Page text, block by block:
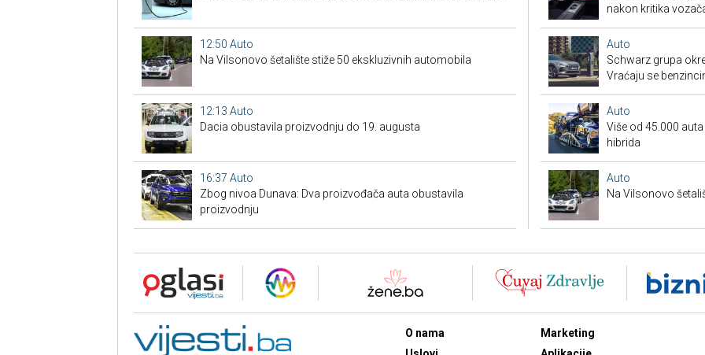
12:50 Auto
Na Vilsonovo šetalište stiže 50 ekskluzivnih automobila
12:13 Auto
Dacia obustavila proizvodnju do 19. augusta
16:37 Auto
Zbog nivoa Dunava: Dva proizvođača auta obustavila
proizvodnju
nakon kritika
Auto
Schwarz grupa
Vraćaju se
Auto
Više od 45.000
hibrida
Auto
Na Vilsonovo
O nama
Marketing